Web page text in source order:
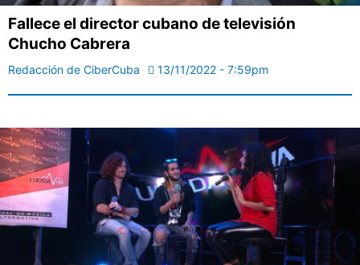
Fallece el director cubano de televisión
Chucho Cabrera
Redacción de CiberCuba 13/11/2022 - 7:59pm